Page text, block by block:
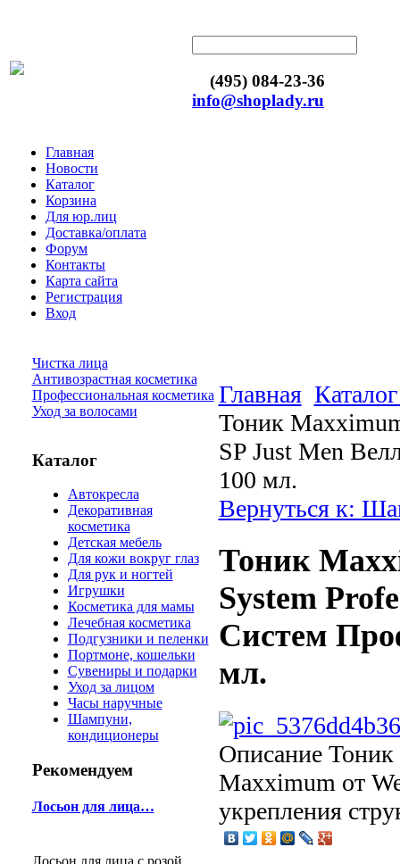
(495) 084-23-36
info@shoplady.ru
Главная
Новости
Каталог
Корзина
Для юр.лиц
Доставка/оплата
Форум
Контакты
Карта сайта
Регистрация
Вход
Чистка лица
Антивозрастная косметика
Профессиональная косметика
Уход за волосами
Каталог
Автокресла
Декоративная
косметика
Детская мебель
Для кожи вокруг глаз
Для рук и ногтей
Игрушки
Косметика для мамы
Лечебная косметика
Подгузники и пеленки
Портмоне, кошельки
Сувениры и подарки
Уход за лицом
Часы наручные
Шампуни,
кондиционеры
Рекомендуем
Лосьон для лица…
Лосьон для лица с розой,
Главная
Тоник
SP Just Men
100 мл.
Вернуться к:
Тоник
System
Систем
мл.
ОписаниеТоник
Maxximum от
укрепления